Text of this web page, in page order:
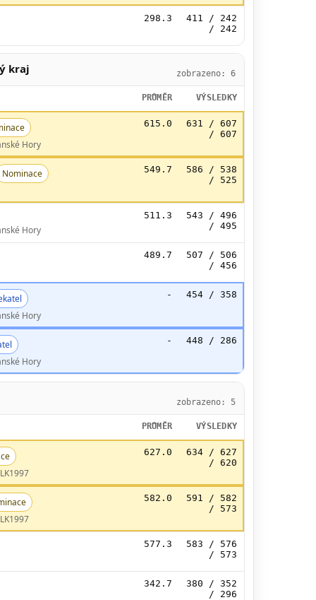
298.3
411 / 242
/ 242
kraj zobrazeno: 6
PRŮMĚR VÝSLEDKY
Hory
615.0
631 / 607
/ 607
Nominace 549.7
586 / 538
/ 525
Hory
511.3
543 / 496
/ 495
489.7
507 / 506
/ 456
Hory
- 454 / 358
Hory
- 448 / 286
zobrazeno: 5
PRŮMĚR VÝSLEDKY
627.0
634 / 627
/ 620
582.0
591 / 582
/ 573
577.3
583 / 576
/ 573
342.7
380 / 352
/ 296